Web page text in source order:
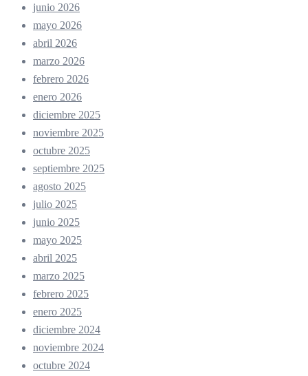
junio 2026
mayo 2026
abril 2026
marzo 2026
febrero 2026
enero 2026
diciembre 2025
noviembre 2025
octubre 2025
septiembre 2025
agosto 2025
julio 2025
junio 2025
mayo 2025
abril 2025
marzo 2025
febrero 2025
enero 2025
diciembre 2024
noviembre 2024
octubre 2024